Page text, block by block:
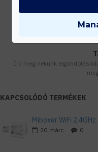
Készleten lévő
Írd meg nekünk
KAPCSOLÓDÓ TERMÉKEK
Miboxer WiFi
20 márc. 0